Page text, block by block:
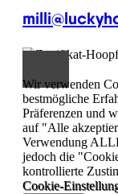
Wir verwenden
bestmögliche
Präferenzen und
auf "Alle
Verwendung
jedoch die
kontrollierte
Cookie-